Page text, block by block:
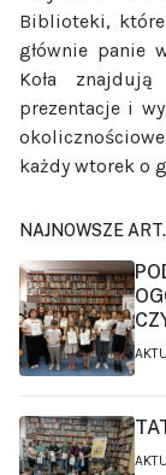
Biblioteki,
głównie panie
Koła
prezentacje i
każdy wtorek o
NAJNOWSZE ART.